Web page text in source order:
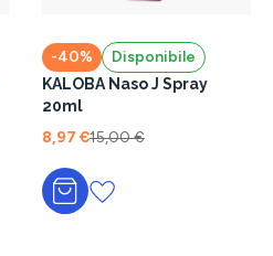
-40% Disponibile
KALOBA Naso J Spray
20ml
8,97 €15,00 €
Aggiungi al carrello